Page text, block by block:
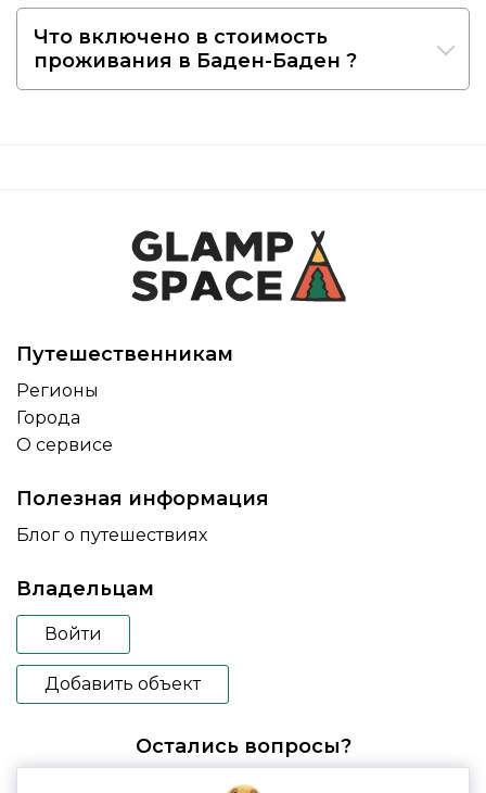
Что включено в стоимость
проживания в Баден-Баден ?
Путешественникам
Регионы
Города
О сервисе
Полезная информация
Блог о путешествиях
Владельцам
Войти
Добавить объект
Остались вопросы?